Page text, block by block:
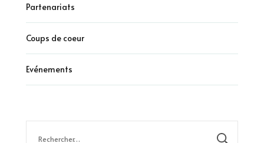
Partenariats
Coups de coeur
Evénements